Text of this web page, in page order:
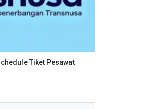
Tiket Pesawat